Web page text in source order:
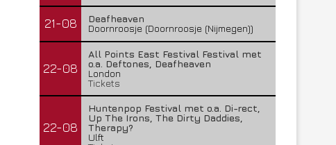
21-08
Deafheaven
Doornroosje (Doornroosje (Nijmegen))
22-08
All Points East Festival Festival met
o.a. Deftones, Deafheaven
London
Tickets
22-08
Huntenpop Festival met o.a. Di-rect,
Up The Irons, The Dirty Daddies,
Therapy?
Ulft